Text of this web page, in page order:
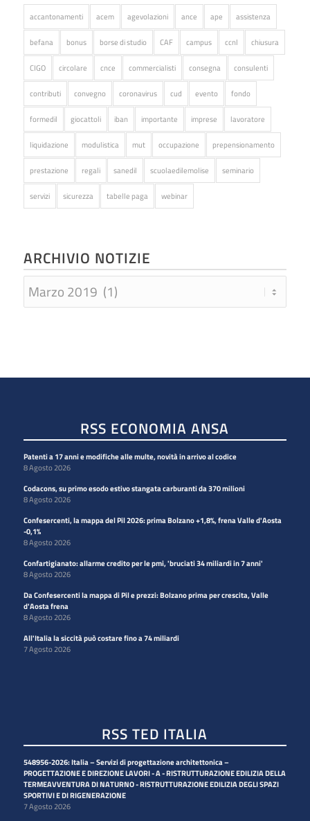
accantonamenti acem agevolazioni ance ape assistenza
befana bonus borse di studio CAF campus ccnl chiusura
CIGO circolare cnce commercialisti consegna consulenti
contributi convegno coronavirus cud evento fondo
formedil giocattoli iban importante imprese lavoratore
liquidazione modulistica mut occupazione prepensionamento
prestazione regali sanedil scuolaedilemolise seminario
servizi sicurezza tabelle paga webinar
ARCHIVIO NOTIZIE
RSS ECONOMIA ANSA
Patenti a 17 anni e modifiche alle multe, novità in arrivo al codice
8 Agosto 2026
Codacons, su primo esodo estivo stangata carburanti da 370 milioni
8 Agosto 2026
Confesercenti, la mappa del Pil 2026: prima Bolzano +1,8%, frena Valle d'Aosta
-0,1%
8 Agosto 2026
Confartigianato: allarme credito per le pmi, 'bruciati 34 miliardi in 7 anni'
8 Agosto 2026
Da Confesercenti la mappa di Pil e prezzi: Bolzano prima per crescita, Valle
d'Aosta frena
8 Agosto 2026
All'Italia la siccità può costare fino a 74 miliardi
7 Agosto 2026
RSS TED ITALIA
548956-2026: Italia – Servizi di progettazione architettonica –
PROGETTAZIONE E DIREZIONE LAVORI - A - RISTRUTTURAZIONE EDILIZIA DELLA
TERMEAVVENTURA DI NATURNO - RISTRUTTURAZIONE EDILIZIA DEGLI SPAZI
SPORTIVI E DI RIGENERAZIONE
7 Agosto 2026